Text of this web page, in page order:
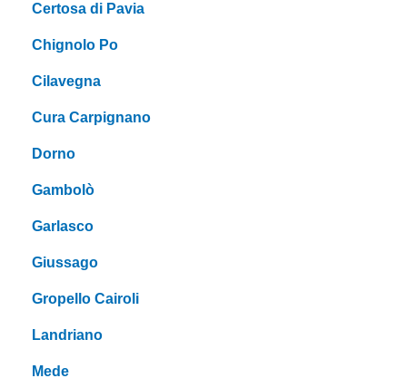
Certosa di Pavia
Chignolo Po
Cilavegna
Cura Carpignano
Dorno
Gambolò
Garlasco
Giussago
Gropello Cairoli
Landriano
Mede